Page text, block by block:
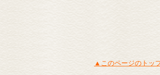
▲このページのトッ